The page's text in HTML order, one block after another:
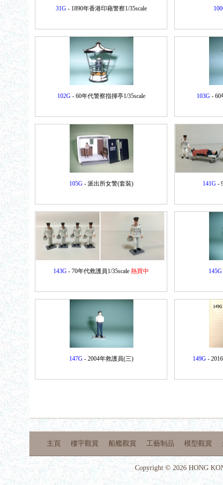
31G- 1890年香港印藉警察1/35scale
102G- 60年代警察指揮亭1/35scale 103G- 60
105G- 派出所女警(套裝) 141G-
143G - 70年代救護員1/35scale 熱買中 145G
147G- 2004年救護員(三) 149G -
主頁 樓宇觀賞 船艦觀賞 工藝制品 模型觀賞
Copyright © 2026 HONG